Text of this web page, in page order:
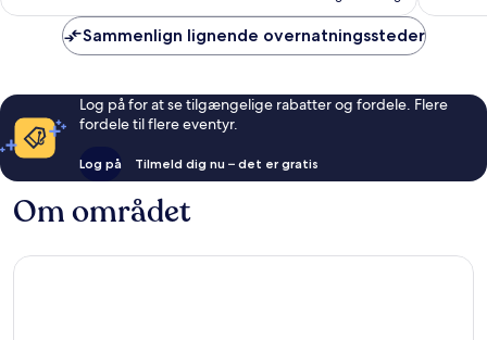
anmeldelser
Sammenlign lignende overnatningssteder
Log på for at se tilgængelige rabatter og fordele. Flere
fordele til flere eventyr.
Log på Tilmeld dig nu – det er gratis
Om området